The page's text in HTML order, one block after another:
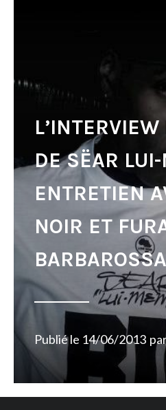
DE SËAR
ENTRETIEN
NOIR ET
BARBAROSSA
Publié le 14/06/2013